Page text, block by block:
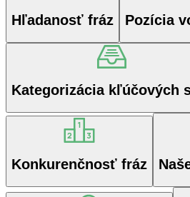
Hľadanosť fráz Pozícia
Kategorizácia kľúčových
Konkurenčnosť fráz